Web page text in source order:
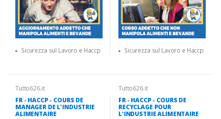
Sicurezza sul Lavoro e Haccp Sicurezza sul Lavoro e Haccp
Tutto626.it
FR - HACCP - COURS DE
MANAGER DE L'INDUSTRIE
ALIMENTAIRE
Tutto626.it
FR - HACCP - COURS DE
RECYCLAGE POUR
L'INDUSTRIE ALIMENTAIRE